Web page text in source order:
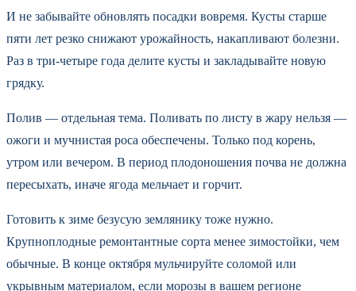
И не забывайте обновлять посадки вовремя. Кусты старше
пяти лет резко снижают урожайность, накапливают болезни.
Раз в три-четыре года делите кусты и закладывайте новую
грядку.
Полив — отдельная тема. Поливать по листу в жару нельзя —
ожоги и мучнистая роса обеспечены. Только под корень,
утром или вечером. В период плодоношения почва не должна
пересыхать, иначе ягода мельчает и горчит.
Готовить к зиме безусую землянику тоже нужно.
Крупноплодные ремонтантные сорта менее зимостойки, чем
обычные. В конце октября мульчируйте соломой или
укрывным материалом, если морозы в вашем регионе